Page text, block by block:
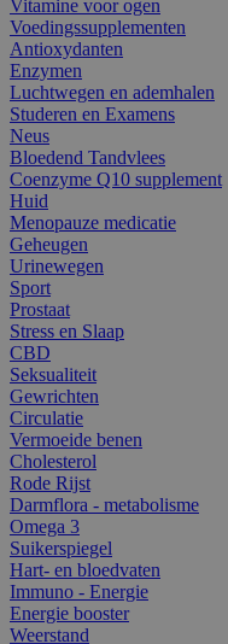
Vitamine voor ogen
Voedingssupplementen
Antioxydanten
Enzymen
Luchtwegen en ademhalen
Studeren en Examens
Neus
Bloedend Tandvlees
Coenzyme Q10 supplement
Huid
Menopauze medicatie
Geheugen
Urinewegen
Sport
Prostaat
Stress en Slaap
CBD
Seksualiteit
Gewrichten
Circulatie
Vermoeide benen
Cholesterol
Rode Rijst
Darmflora - metabolisme
Omega 3
Suikerspiegel
Hart- en bloedvaten
Immuno - Energie
Energie booster
Weerstand